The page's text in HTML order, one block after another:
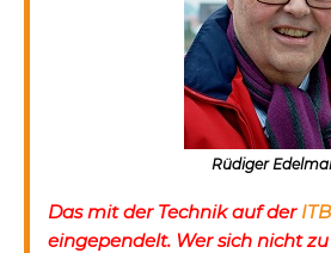
Rüdiger
Das mit der Technik auf der
eingependelt. Wer sich nicht